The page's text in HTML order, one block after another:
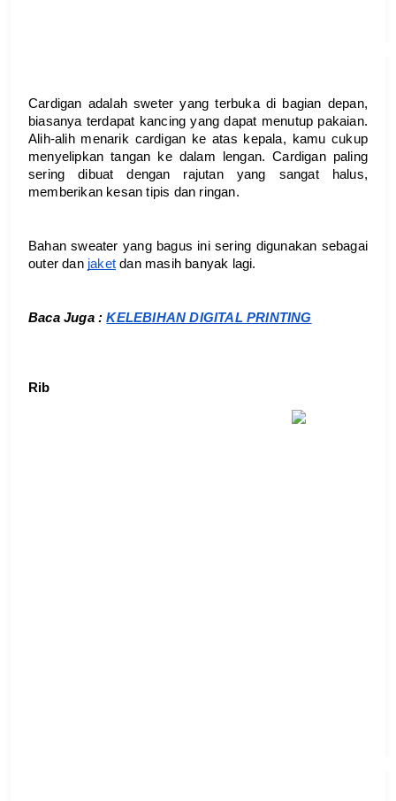
Cardigan adalah sweter yang terbuka di bagian depan,
biasanya terdapat kancing yang dapat menutup pakaian.
Alih-alih menarik cardigan ke atas kepala, kamu cukup
menyelipkan tangan ke dalam lengan. Cardigan paling
sering dibuat dengan rajutan yang sangat halus,
memberikan kesan tipis dan ringan.
Bahan sweater yang bagus ini sering digunakan sebagai
outer dan jaket dan masih banyak lagi.
Baca Juga : KELEBIHAN DIGITAL PRINTING
Rib